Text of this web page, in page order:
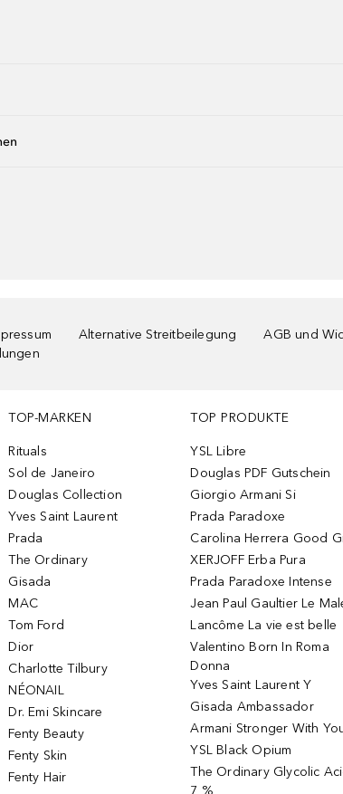
Alternative Streitbeilegung
AGB und
TOP-MARKEN
Rituals
Sol de Janeiro
Douglas Collection
Yves Saint Laurent
Prada
The Ordinary
Gisada
MAC
Tom Ford
Dior
Charlotte Tilbury
NÉONAIL
Dr. Emi Skincare
Fenty Beauty
Fenty Skin
Fenty Hair
TOP PRODUKTE
YSL Libre
Douglas PDF Gutschein
Giorgio Armani Si
Prada Paradoxe
Carolina Herrera Good
XERJOFF Erba Pura
Prada Paradoxe Intense
Jean Paul Gaultier Le
Lancôme La vie est belle
Valentino Born In Roma
Donna
Yves Saint Laurent Y
Gisada Ambassador
Armani Stronger With
YSL Black Opium
The Ordinary Glycolic
7 %